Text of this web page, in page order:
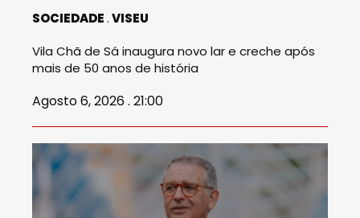
SOCIEDADE VISEU
Vila Chã de Sá inaugura novo lar e creche após
mais de 50 anos de história
Agosto 6, 2026 . 21:00